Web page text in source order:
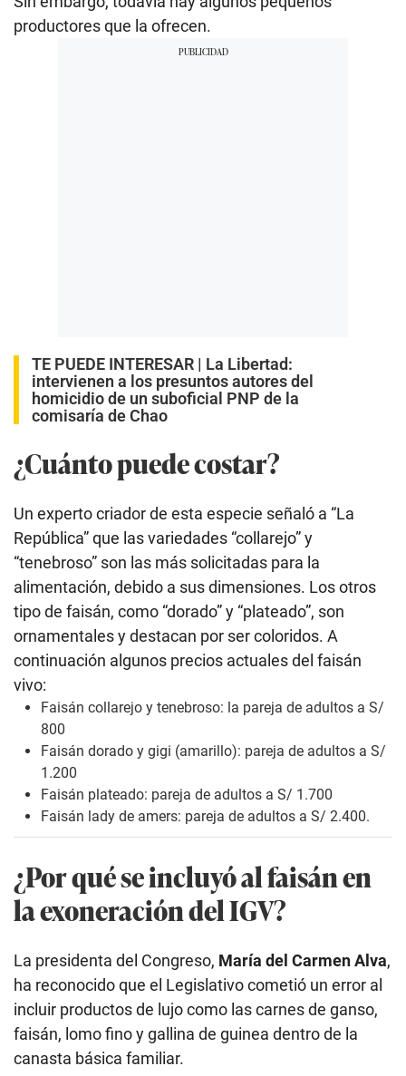
productores que la ofrecen.
TE PUEDE INTERESAR | La Libertad:
intervienen a los presuntos autores del
homicidio de un suboficial PNP de la
comisaría de Chao
¿Cuánto puede costar?
Un experto criador de esta especie señaló a “La
República” que las variedades “collarejo” y
“tenebroso” son las más solicitadas para la
alimentación, debido a sus dimensiones. Los otros
tipo de faisán, como “dorado” y “plateado”, son
ornamentales y destacan por ser coloridos. A
continuación algunos precios actuales del faisán
vivo:
Faisán collarejo y tenebroso: la pareja de adultos a S/
800
Faisán dorado y gigi (amarillo): pareja de adultos a S/
1.200
Faisán plateado: pareja de adultos a S/ 1.700
Faisán lady de amers: pareja de adultos a S/ 2.400.
¿Por qué se incluyó al faisán en
la exoneración del IGV?
La presidenta del Congreso, María del Carmen Alva,
ha reconocido que el Legislativo cometió un error al
incluir productos de lujo como las carnes de ganso,
faisán, lomo fino y gallina de guinea dentro de la
canasta básica familiar.